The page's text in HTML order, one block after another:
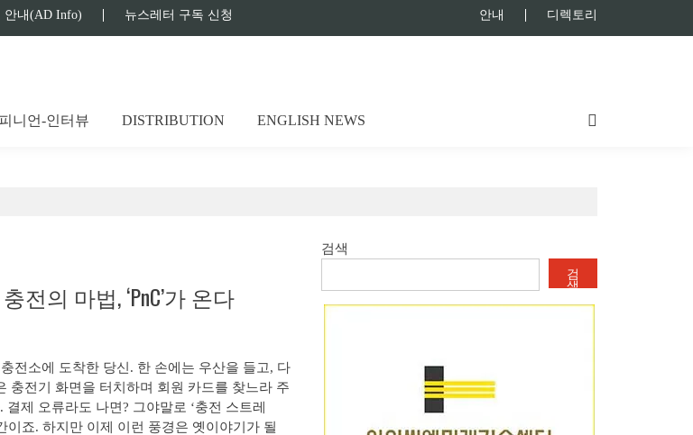
안내(AD Info) 뉴스레터 구독 신청 안내 디렉토리
니언-인터뷰 DISTRIBUTION ENGLISH NEWS
전의 마법, ‘PnC’가 온다
전소에 도착한 당신. 한 손에는 우산을 들고, 다
충전기 화면을 터치하며 회원 카드를 찾느라 주
결제 오류라도 나면? 그야말로 ‘충전 스트레
이죠. 하지만 이제 이런 풍경은 옛이야기가 될
검색
검
색